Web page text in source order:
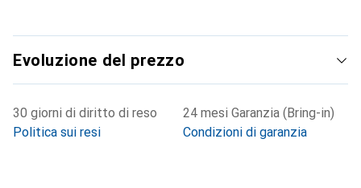
Evoluzione del prezzo
30 giorni di diritto di reso
Politica sui resi
24 mesi Garanzia (Bring-in)
Condizioni di garanzia